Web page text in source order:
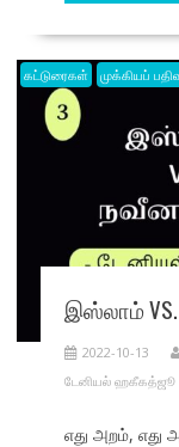
கட்டுரைகள் முக்கியப்
இஸ்லாம்
2022-10-13
டேனியல் ஹகீகத்ஜூ
எது அறம், எது